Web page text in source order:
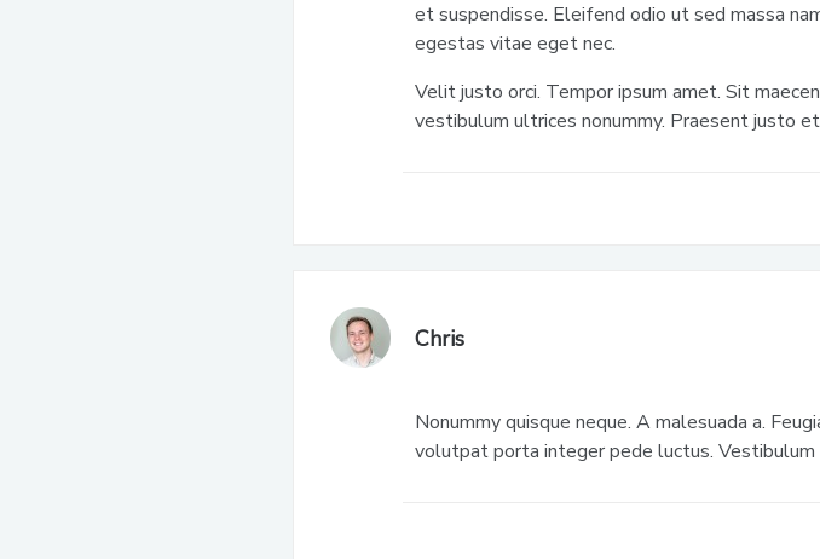
et suspendisse. Eleifend odio ut sed massa
egestas vitae eget nec.
Velit justo orci. Tempor ipsum amet. Sit
vestibulum ultrices nonummy. Praesent justo
Chris
Nonummy quisque neque. A malesuada a.
volutpat porta integer pede luctus.